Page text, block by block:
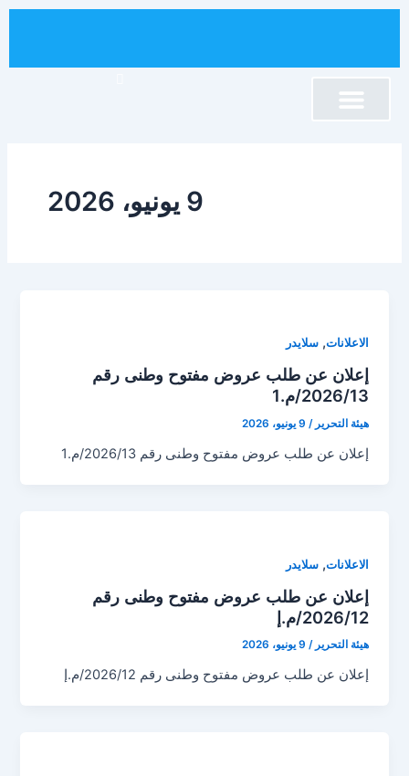
تخطي
9 يونيو، 2026
الاعلانات,سلايدر
إعلان عن طلب عروض مفتوح وطنى رقم
2026/13/م.1
هيئة التحرير/ 9 يونيو، 2026
إعلان عن طلب عروض مفتوح وطنى رقم 2026/13/م.1
الاعلانات,سلايدر
إعلان عن طلب عروض مفتوح وطنى رقم
2026/12/م.إ
هيئة التحرير/ 9 يونيو، 2026
إعلان عن طلب عروض مفتوح وطنى رقم 2026/12/م.إ